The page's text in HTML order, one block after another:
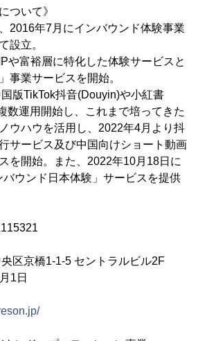
ついて》
2016年7月にインバウンド体験事業
設立。
や富裕層に特化した体験サービスと
事業サービスを開始。
版TikTok抖音(Douyin)や小紅書
数運用開始し、これまで培ってきた
ウハウを活用し、2022年4月より抖
サービス及び中国向けショート動画
を開始。また、2022年10月18日に
バウンド日本体験」サービスを提供
区京橋1-1-5 セントラルビル2F
1日